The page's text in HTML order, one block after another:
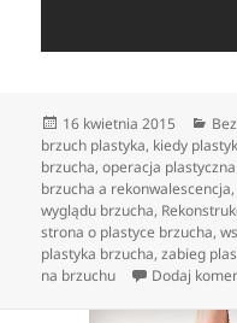
Data
publikacji
16 kwietnia 2015
brzuch plastyka, kiedy
brzucha,operacja
brzucha a rekonwalescencja,
wyglądu brzucha,
strona o plastyce brzucha,
plastyka brzucha,zabieg
na brzuchu
Dodaj